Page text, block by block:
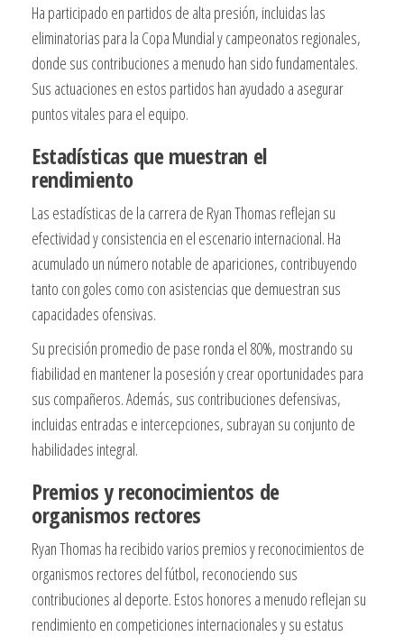
Ha participado en partidos de alta presión, incluidas las
eliminatorias para la Copa Mundial y campeonatos regionales,
donde sus contribuciones a menudo han sido fundamentales.
Sus actuaciones en estos partidos han ayudado a asegurar
puntos vitales para el equipo.
Estadísticas que muestran el
rendimiento
Las estadísticas de la carrera de Ryan Thomas reflejan su
efectividad y consistencia en el escenario internacional. Ha
acumulado un número notable de apariciones, contribuyendo
tanto con goles como con asistencias que demuestran sus
capacidades ofensivas.
Su precisión promedio de pase ronda el 80%, mostrando su
fiabilidad en mantener la posesión y crear oportunidades para
sus compañeros. Además, sus contribuciones defensivas,
incluidas entradas e intercepciones, subrayan su conjunto de
habilidades integral.
Premios y reconocimientos de
organismos rectores
Ryan Thomas ha recibido varios premios y reconocimientos de
organismos rectores del fútbol, reconociendo sus
contribuciones al deporte. Estos honores a menudo reflejan su
rendimiento en competiciones internacionales y su estatus